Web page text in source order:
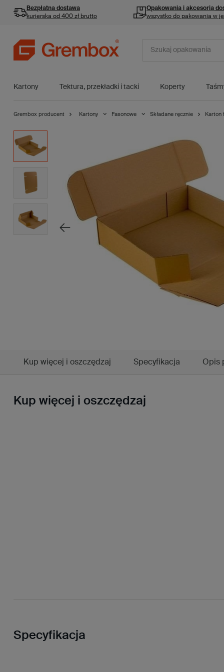
Bezpłatna dostawa
kurierska od 400 zł brutto
Opakowania i akcesoria
wszystko do pakowania w
Kartony Tektura, przekładki i tacki Koperty
Grembox producent Kartony Fasonowe Składane ręcznie Karton
Kup więcej i oszczędzaj Specyfikacja Opis
Kup więcej i oszczędzaj
Specyfikacja